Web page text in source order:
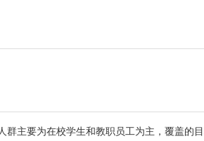
群主要为在校学生和教职员工为主，覆盖的